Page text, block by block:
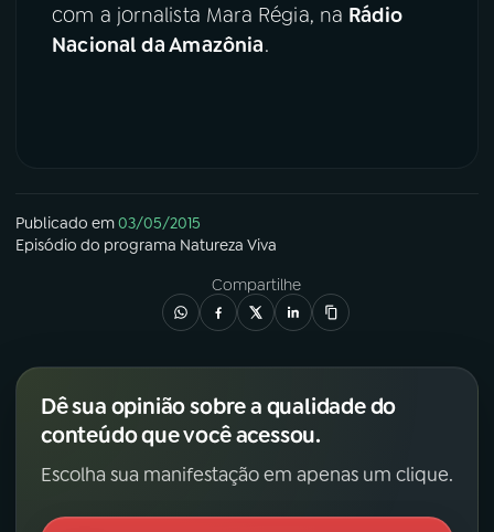
com a jornalista Mara Régia, na Rádio
Nacional da Amazônia.
Publicado em03/05/2015
Episódio do programa Natureza Viva
Compartilhe
Dê sua opinião sobre a qualidade do
conteúdo que você acessou.
Escolha sua manifestação em apenas um clique.